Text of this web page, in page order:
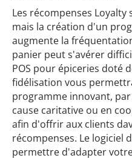
Les récompenses
mais la création d'un
augmente la
panier peut s'avérer
POS pour épiceries doté
fidélisation vous
programme innovant,
cause caritative ou en
afin d'offrir aux clients
récompenses. Le logiciel
permettre d'adapter